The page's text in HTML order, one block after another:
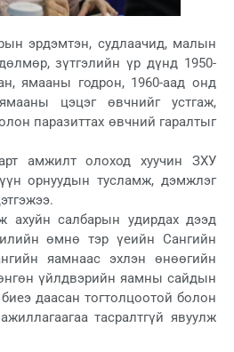
эрдэмтэн, судлаачид, малын
зүтгэлийн үр дүнд 1950-
ямааны годрон, 1960-аад онд
цэцэг өвчнийг устгаж,
паразиттах өвчний гаралтыг
амжилт олоход хуучин ЗХУ
орнуудын тусламж, дэмжлэг
салбарын удирдах дээд
өмнө тэр үеийн Сангийн
яамнаас эхлэн өнөөгийн
үйлдвэрийн яамны сайдын
даасан тогтолцоотой болон
тасралтгүй явуулж